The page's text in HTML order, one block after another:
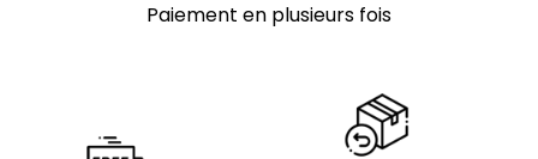
Paiement en plusieurs fois